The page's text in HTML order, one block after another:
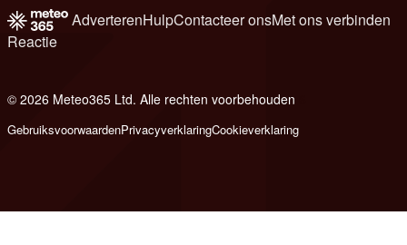
AdverterenHulpContacteer onsMet ons verbinden
Reactie
© 2026 Meteo365 Ltd. Alle rechten voorbehouden
GebruiksvoorwaardenPrivacyverklaringCookieverklaring